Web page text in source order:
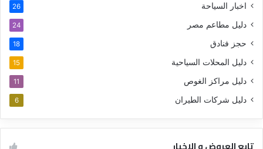
اخبار السياحة 26
دليل مطاعم مصر 24
حجز فنادق 18
دليل المحلات السياحية 15
دليل مراكز الغوص 11
دليل شركات الطيران 6